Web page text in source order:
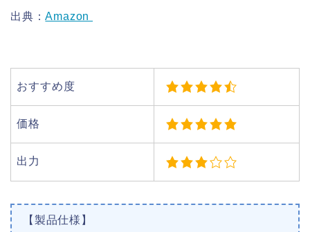
出典：Amazon
おすすめ度
価格
出力
【製品仕様】